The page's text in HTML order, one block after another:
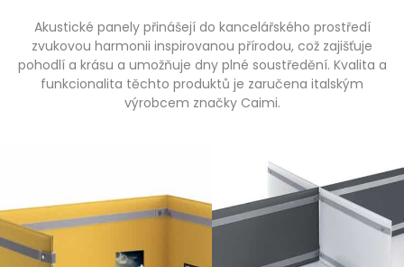
Akustické panely přinášejí do kancelářského prostředí
zvukovou harmonii inspirovanou přírodou, což zajišťuje
pohodlí a krásu a umožňuje dny plné soustředění. Kvalita a
funkcionalita těchto produktů je zaručena italským
výrobcem značky Caimi.